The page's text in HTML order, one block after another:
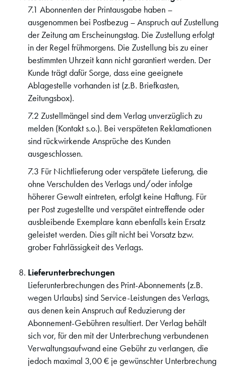
7.1 Abonnenten der Printausgabe haben –
ausgenommen bei Postbezug – Anspruch auf Zustellung
der Zeitung am Erscheinungstag. Die Zustellung erfolgt
in der Regel frühmorgens. Die Zustellung bis zu einer
bestimmten Uhrzeit kann nicht garantiert werden. Der
Kunde trägt dafür Sorge, dass eine geeignete
Ablagestelle vorhanden ist (z.B. Briefkasten,
Zeitungsbox).
7.2 Zustellmängel sind dem Verlag unverzüglich zu
melden (Kontakt s.o.). Bei verspäteten Reklamationen
sind rückwirkende Ansprüche des Kunden
ausgeschlossen.
7.3 Für Nichtlieferung oder verspätete Lieferung, die
ohne Verschulden des Verlags und/oder infolge
höherer Gewalt eintreten, erfolgt keine Haftung. Für
per Post zugestellte und verspätet eintreffende oder
ausbleibende Exemplare kann ebenfalls kein Ersatz
geleistet werden. Dies gilt nicht bei Vorsatz bzw.
grober Fahrlässigkeit des Verlags.
Lieferunterbrechungen
Lieferunterbrechungen des Print-Abonnements (z.B.
wegen Urlaubs) sind Service-Leistungen des Verlags,
aus denen kein Anspruch auf Reduzierung der
Abonnement-Gebühren resultiert. Der Verlag behält
sich vor, für den mit der Unterbrechung verbundenen
Verwaltungsaufwand eine Gebühr zu verlangen, die
jedoch maximal 3,00 € je gewünschter Unterbrechung